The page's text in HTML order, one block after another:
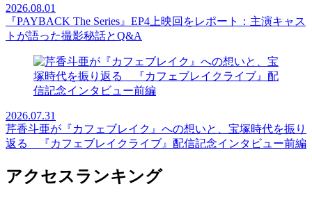
2026.08.01
『PAYBACK The Series』EP4上映回をレポート：主演キャス
トが語った撮影秘話とQ&A
2026.07.31
芹香斗亜が『カフェブレイク』への想いと、宝塚時代を振り
返る 『カフェブレイクライブ』配信記念インタビュー前編
アクセスランキング